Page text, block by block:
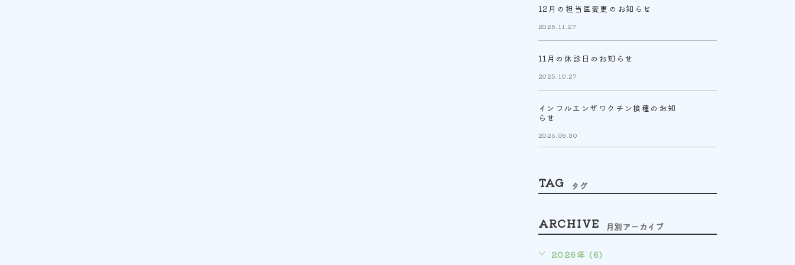
12月の担当医変更のお知らせ
2025.11.27
11月の休診日のお知らせ
2025.10.27
インフルエンザワクチン接種のお知
らせ
2025.09.30
TAG タグ
ARCHIVE 月別アーカイブ
2026年 (6)